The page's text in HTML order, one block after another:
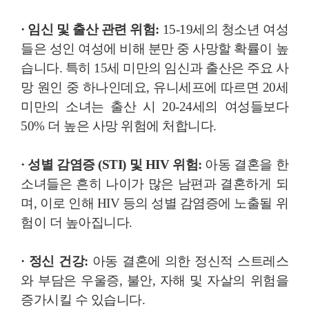
· 임신 및 출산 관련 위험: 15-19세의 청소년 여성
들은 성인 여성에 비해 분만 중 사망할 확률이 높
습니다. 특히 15세 미만의 임신과 출산은 주요 사
망 원인 중 하나인데요, 유니세프에 따르면 20세
미만의 소녀는 출산 시 20-24세의 여성들보다
50% 더 높은 사망 위험에 처합니다.
· 성별 감염증 (STI) 및 HIV 위험: 아동 결혼을 한
소녀들은 흔히 나이가 많은 남편과 결혼하게 되
며, 이로 인해 HIV 등의 성별 감염증에 노출될 위
험이 더 높아집니다.
· 정신 건강: 아동 결혼에 의한 정신적 스트레스
와 부담은 우울증, 불안, 자해 및 자살의 위험을
증가시킬 수 있습니다.